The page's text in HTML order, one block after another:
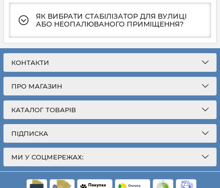
ЯК ВИБРАТИ СТАБІЛІЗАТОР ДЛЯ ВУЛИЦІ
АБО НЕОПАЛЮВАНОГО ПРИМІЩЕННЯ?
КОНТАКТИ
ПРО МАГАЗИН
КАТАЛОГ ТОВАРІВ
ПІДПИСКА
МИ У СОЦМЕРЕЖАХ: